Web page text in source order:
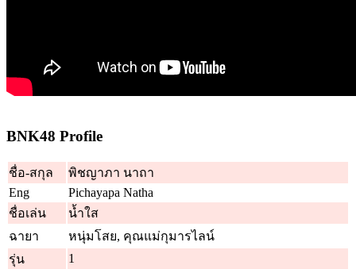
BNK48 Profile
ชื่อ-สกุล
พิชญาภา นาถา
Eng
Pichayapa Natha
ชื่อเล่น
น้ำใส
ฉายา
หนุ่มโสย, คุณแม่กุมารไลน์
รุ่น
1